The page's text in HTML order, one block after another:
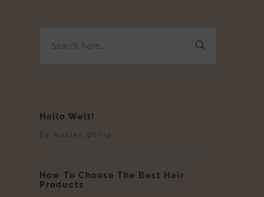
Hallo Welt!
By master_philip
How To Choose The Best Hair
Products